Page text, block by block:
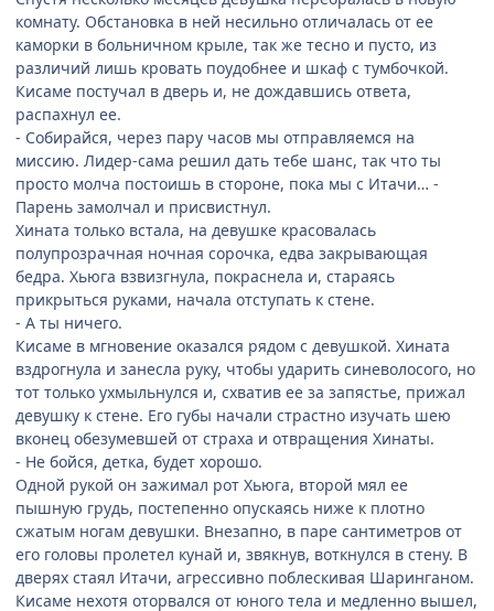
комнату. Обстановка в ней несильно отличалась от ее
каморки в больничном крыле, так же тесно и пусто, из
различий лишь кровать поудобнее и шкаф с тумбочкой.
Кисаме постучал в дверь и, не дождавшись ответа,
распахнул ее.
- Собирайся, через пару часов мы отправляемся на
миссию. Лидер-сама решил дать тебе шанс, так что ты
просто молча постоишь в стороне, пока мы с Итачи… -
Парень замолчал и присвистнул.
Хината только встала, на девушке красовалась
полупрозрачная ночная сорочка, едва закрывающая
бедра. Хьюга взвизгнула, покраснела и, стараясь
прикрыться руками, начала отступать к стене.
- А ты ничего.
Кисаме в мгновение оказался рядом с девушкой. Хината
вздрогнула и занесла руку, чтобы ударить синеволосого, но
тот только ухмыльнулся и, схватив ее за запястье, прижал
девушку к стене. Его губы начали страстно изучать шею
вконец обезумевшей от страха и отвращения Хинаты.
- Не бойся, детка, будет хорошо.
Одной рукой он зажимал рот Хьюга, второй мял ее
пышную грудь, постепенно опускаясь ниже к плотно
сжатым ногам девушки. Внезапно, в паре сантиметров от
его головы пролетел кунай и, звякнув, воткнулся в стену. В
дверях стаял Итачи, агрессивно поблескивая Шаринганом.
Кисаме нехотя оторвался от юного тела и медленно вышел,